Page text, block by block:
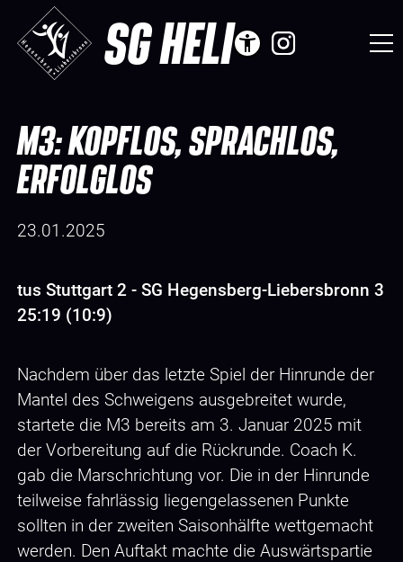
SG HELI
M3: KOPFLOS, SPRACHLOS,
ERFOLGLOS
23.01.2025
tus Stuttgart 2 - SG Hegensberg-Liebersbronn 3
25:19 (10:9)
Nachdem über das letzte Spiel der Hinrunde der
Mantel des Schweigens ausgebreitet wurde,
startete die M3 bereits am 3. Januar 2025 mit
der Vorbereitung auf die Rückrunde. Coach K.
gab die Marschrichtung vor. Die in der Hinrunde
teilweise fahrlässig liegengelassenen Punkte
sollten in der zweiten Saisonhälfte wettgemacht
werden. Den Auftakt machte die Auswärtspartie